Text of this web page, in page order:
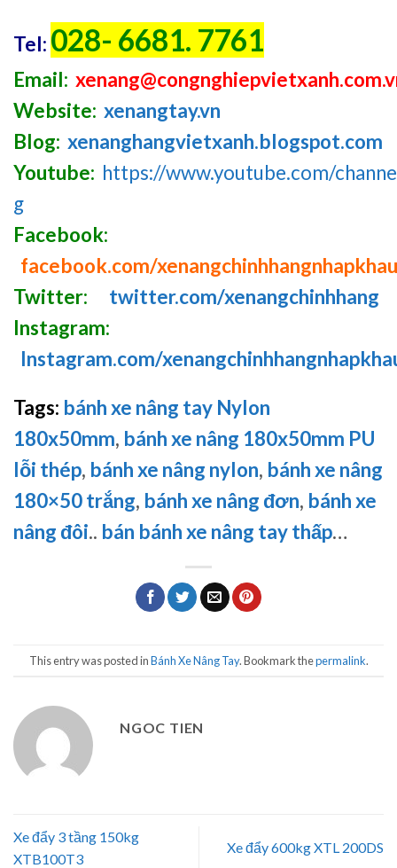
Tel: 028- 6681. 7761
Email:
Website: xenangtay.vn
Blog: xenanghangvietxanh.blogspot.com
Youtube: https://www.youtube.com/
g
Facebook:
facebook.com/xenangchinhhangnhapkhau
Twitter:
twitter.com/xenangchinhhang
Instagram:
Instagram.com/
Tags: bánh xe nâng tay Nylon
180x50mm, bánh xe nâng 180x50mm PU
lỗi thép, bánh xe nâng nylon, bánh xe nâng
180×50 trắng, bánh xe nâng đơn, bánh xe
nâng đôi.. bán bánh xe nâng tay thấp…
This entry was posted inBánh Xe Nâng Tay. Bookmark thepermalink.
NGOC TIEN
Xe đẩy 3 tầng 150kg
XTB100T3
Xe đẩy 600kg XTL 200DS